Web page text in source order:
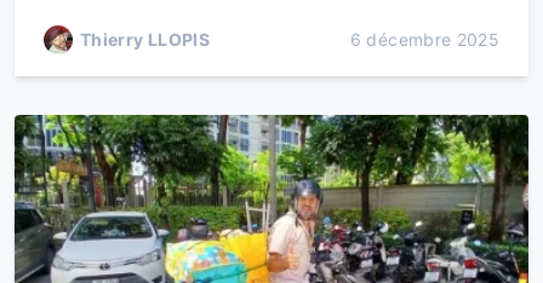
Thierry LLOPIS 6 décembre 2025